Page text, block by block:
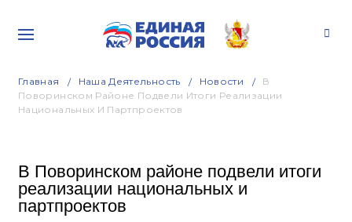
Главная Наша Деятельность Новости
В
Поворинском Районе Подвели Итоги Реализации
Национальных И Партпроектов
В Поворинском районе подвели итоги
реализации национальных и
партпроектов